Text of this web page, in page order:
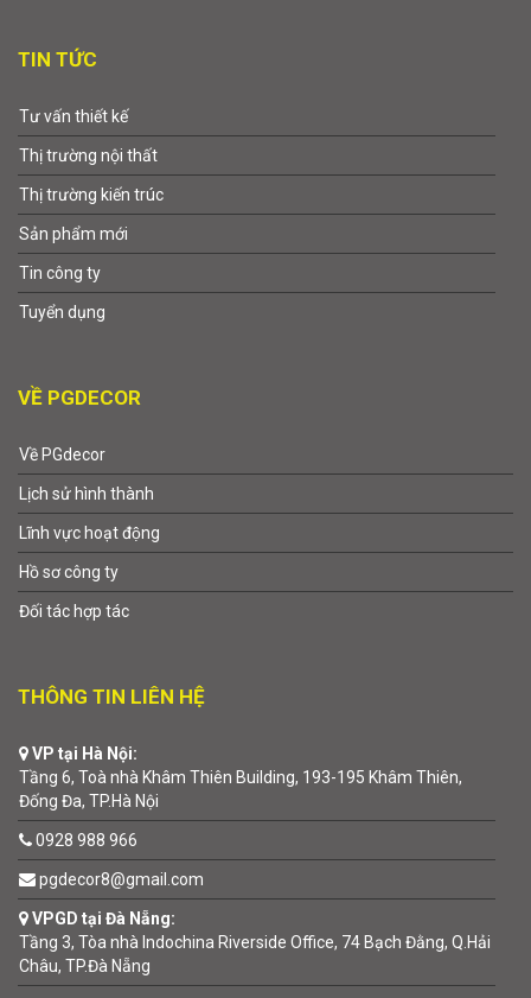
TIN TỨC
Tư vấn thiết kế
Thị trường nội thất
Thị trường kiến trúc
Sản phẩm mới
Tin công ty
Tuyển dụng
VỀ PGDECOR
Về PGdecor
Lịch sử hình thành
Lĩnh vực hoạt động
Hồ sơ công ty
Đối tác hợp tác
THÔNG TIN LIÊN HỆ
VP tại Hà Nội:
Tầng 6, Toà nhà Khâm Thiên Building, 193-195 Khâm Thiên,
Đống Đa, TP.Hà Nội
0928 988 966
pgdecor8@gmail.com
VPGD tại Đà Nẵng:
Tầng 3, Tòa nhà Indochina Riverside Office, 74 Bạch Đằng, Q.Hải
Châu, TP.Đà Nẵng